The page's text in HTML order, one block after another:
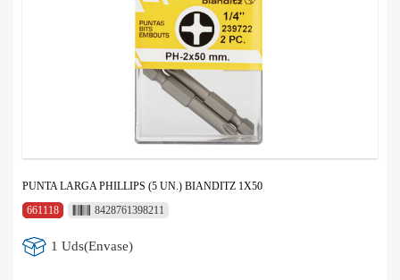
PUNTA LARGA PHILLIPS (5 UN.) BIANDITZ 1X50
661118
8428761398211
1 Uds(Envase)